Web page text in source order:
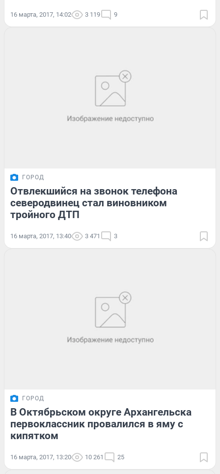
16 марта, 2017, 14:02 3 119 9
ГОРОД
Отвлекшийся на звонок телефона
северодвинец стал виновником
тройного ДТП
16 марта, 2017, 13:40 3 471 3
ГОРОД
В Октябрьском округе Архангельска
первоклассник провалился в яму с
кипятком
16 марта, 2017, 13:20 10 261 25